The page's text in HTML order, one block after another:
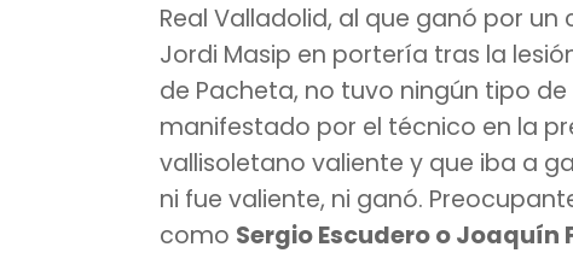
Real Valladolid, al que ganó por
Jordi Masip en portería tras la
de Pacheta, no tuvo ningún tipo
manifestado por el técnico en la
vallisoletano valiente y que iba a
ni fue valiente, ni ganó.
como Sergio Escudero o Joaquín